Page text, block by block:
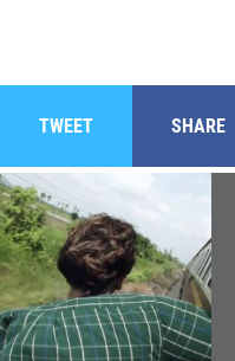
TWEET SHARE